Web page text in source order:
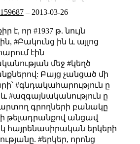
– 2013-03-26
է, որ #1937 թ. նույն
#Բակունց ին և այլոց
էին
մեջ #կեղծ
Բայց չանցած մի
#գնդակահարություն ը
և #ազգայնականություն ը
գրողների բանակը
ի թելադրանքով անցավ
հայրենասիրական երկերի
#երկեր, որոնց